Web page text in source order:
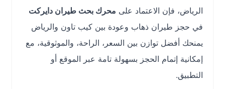
الرياض، فإن الاعتماد علىمحرك بحث طيران دايركت
في حجز طيران ذهاب وعودة بين كيب تاون والرياض
يمنحك أفضل توازن بين السعر، الراحة، والموثوقية، مع
إمكانية إتمام الحجز بسهولة تامة عبر الموقع أو
التطبيق.